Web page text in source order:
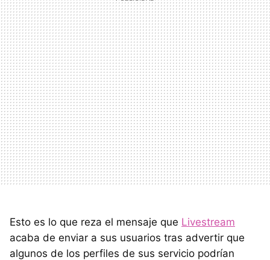
Esto es lo que reza el mensaje que Livestream
acaba de enviar a sus usuarios tras advertir que
algunos de los perfiles de sus servicio podrían